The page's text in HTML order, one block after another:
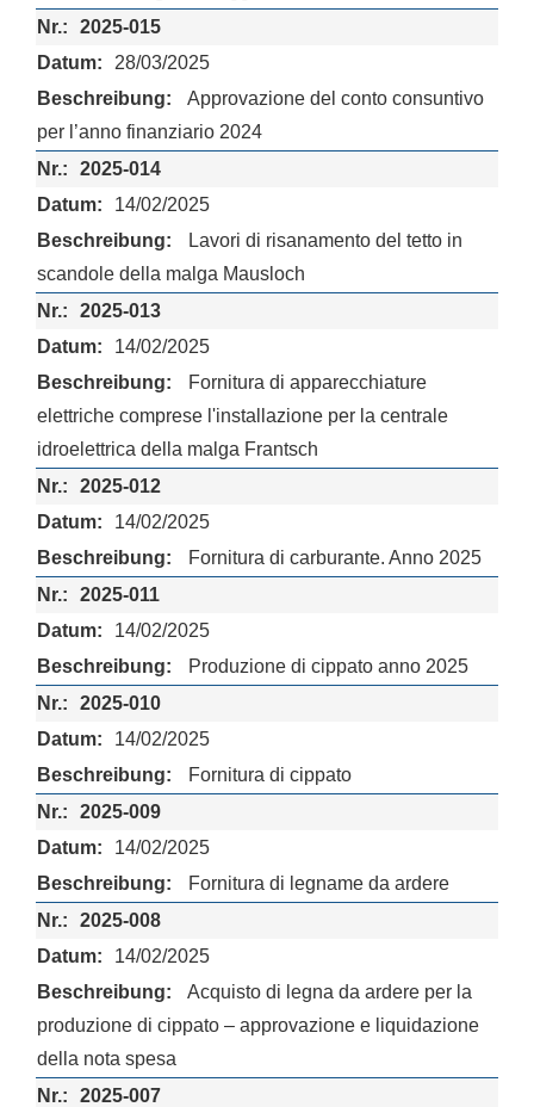
2025-015
28/03/2025
Approvazione del conto consuntivo
per l’anno finanziario 2024
2025-014
14/02/2025
Lavori di risanamento del tetto in
scandole della malga Mausloch
2025-013
14/02/2025
Fornitura di apparecchiature
elettriche comprese l'installazione per la centrale
idroelettrica della malga Frantsch
2025-012
14/02/2025
Fornitura di carburante. Anno 2025
2025-011
14/02/2025
Produzione di cippato anno 2025
2025-010
14/02/2025
Fornitura di cippato
2025-009
14/02/2025
Fornitura di legname da ardere
2025-008
14/02/2025
Acquisto di legna da ardere per la
produzione di cippato – approvazione e liquidazione
della nota spesa
2025-007